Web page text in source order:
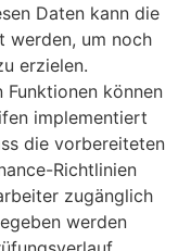
Daten kann die
werden, um noch
erzielen.
Funktionen können
implementiert
die vorbereiteten
Richtlinien
zugänglich
werden